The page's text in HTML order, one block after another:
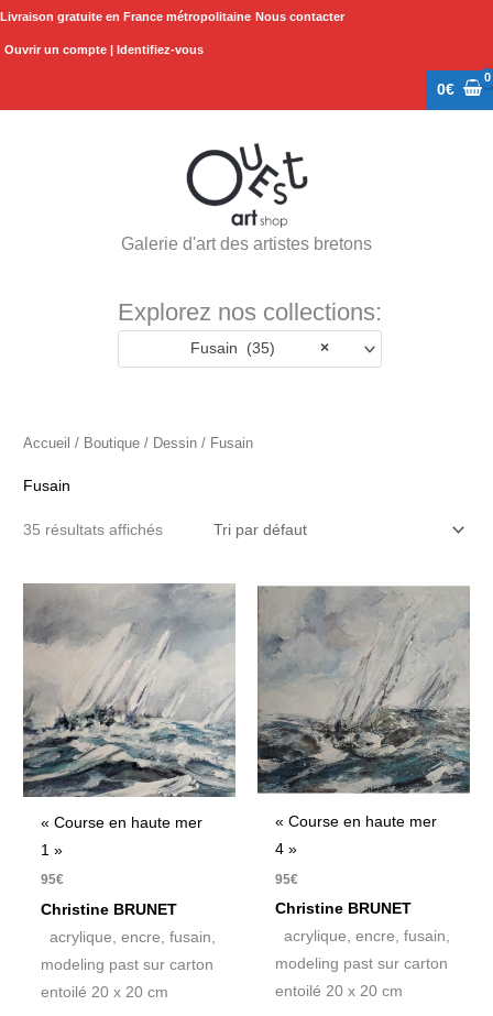
Aller
Livraison gratuite en France métropolitaine Nous contacter
Ouvrir un compte | Identifiez-vous
0€
Galerie d'art des artistes bretons
Explorez nos collections:
×
Fusain (35)
Accueil / Boutique / Dessin / Fusain
Fusain
35 résultats affichés
« Course en haute mer
1 »
95€
Christine BRUNET
acrylique, encre, fusain,
modeling past sur carton
entoilé 20 x 20 cm
« Course en haute mer
4 »
95€
Christine BRUNET
acrylique, encre, fusain,
modeling past sur carton
entoilé 20 x 20 cm